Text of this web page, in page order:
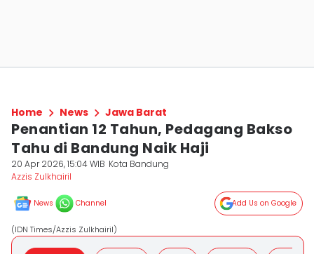
Home News Jawa Barat
Penantian 12 Tahun, Pedagang Bakso
Tahu di Bandung Naik Haji
20 Apr 2026, 15:04 WIB Kota Bandung
Azzis Zulkhairil
News Channel Add Us on Google
(IDN Times/Azzis Zulkhairil)